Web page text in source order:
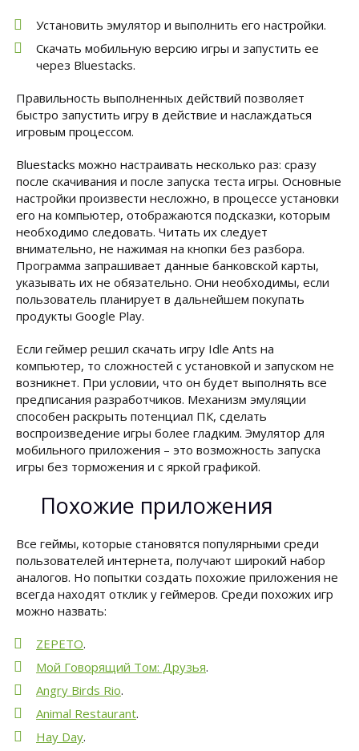
Установить эмулятор и выполнить его настройки.
Скачать мобильную версию игры и запустить ее
через Bluestacks.
Правильность выполненных действий позволяет
быстро запустить игру в действие и наслаждаться
игровым процессом.
Bluestacks можно настраивать несколько раз: сразу
после скачивания и после запуска теста игры. Основные
настройки произвести несложно, в процессе установки
его на компьютер, отображаются подсказки, которым
необходимо следовать. Читать их следует
внимательно, не нажимая на кнопки без разбора.
Программа запрашивает данные банковской карты,
указывать их не обязательно. Они необходимы, если
пользователь планирует в дальнейшем покупать
продукты Google Play.
Если геймер решил скачать игру Idle Ants на
компьютер, то сложностей с установкой и запуском не
возникнет. При условии, что он будет выполнять все
предписания разработчиков. Механизм эмуляции
способен раскрыть потенциал ПК, сделать
воспроизведение игры более гладким. Эмулятор для
мобильного приложения – это возможность запуска
игры без торможения и с яркой графикой.
Похожие приложения
Все геймы, которые становятся популярными среди
пользователей интернета, получают широкий набор
аналогов. Но попытки создать похожие приложения не
всегда находят отклик у геймеров. Среди похожих игр
можно назвать:
ZEPETO.
Мой Говорящий Том: Друзья.
Angry Birds Rio.
Animal Restaurant.
Hay Day.